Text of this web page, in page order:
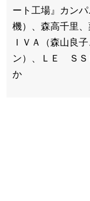
ート工場』カン
機）、森高千里
ＩＶＡ（森山良
ン）、ＬＥ Ｓ
か